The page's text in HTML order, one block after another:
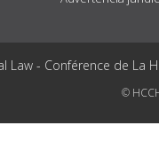
Law - Conférence de
©